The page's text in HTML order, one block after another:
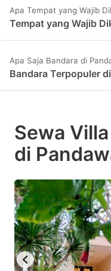
Apa Tempat yang Wajib
Tempat yang Wajib
Apa Saja Bandara di
Bandara Terpopuler
Sewa
di